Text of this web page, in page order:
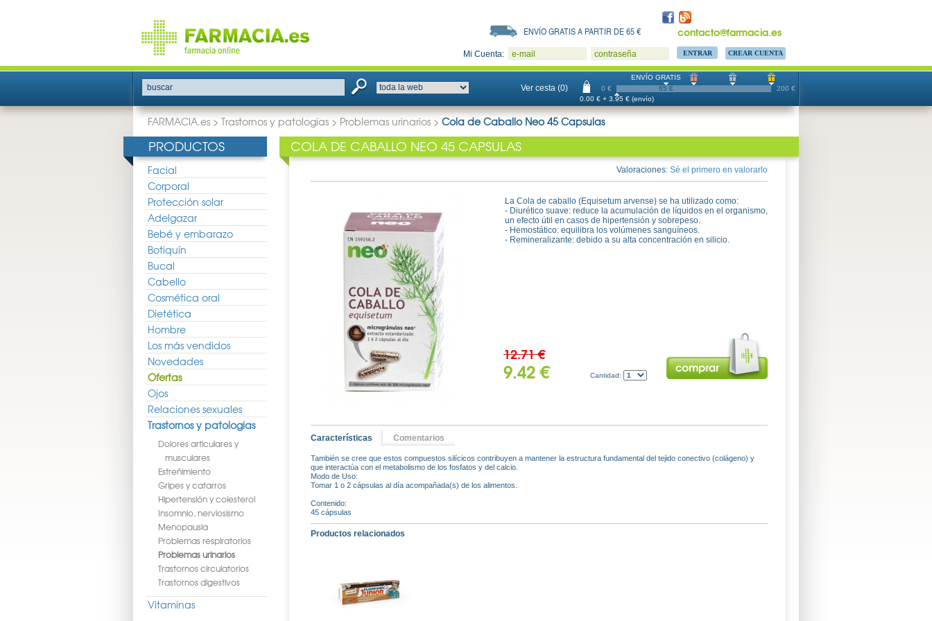
contacto@farmacia.es
ENVÍO GRATIS A PARTIR DE 65 €
Mi Cuenta: e-mail contraseña CREAR CUENTA
buscar Ver cesta (0) 0 € 200 €
ENVÍO GRATIS
65 €
0.00 € + 3.95 € (envío)
FARMACIA.es > Trastornos y patologias > Problemas urinarios > Cola de Caballo Neo 45 Capsulas
PRODUCTOS
Facial
Corporal
Protección solar
Adelgazar
Bebé y embarazo
Botiquín
Bucal
Cabello
Cosmética oral
Dietética
Hombre
Los más vendidos
Novedades
Ofertas
Ojos
Relaciones sexuales
Trastornos y patologias
Dolores articulares y
musculares
Estreñimiento
Gripes y catarros
Hipertensión y colesterol
Insomnio, nerviosismo
Menopausia
Problemas respiratorios
Problemas urinarios
Trastornos circulatorios
Trastornos digestivos
Vitaminas
COLA DE CABALLO NEO 45 CAPSULAS
Valoraciones: Sé el primero en valorarlo
La Cola de caballo (Equisetum arvense) se ha utilizado como:
- Diurético suave: reduce la acumulación de líquidos en el organismo,
un efecto útil en casos de hipertensión y sobrepeso.
- Hemostático: equilibra los volúmenes sanguíneos.
- Remineralizante: debido a su alta concentración en silicio.
12.71 €
9.42 € Cantidad:
Características Comentarios
También se cree que estos compuestos silícicos contribuyen a mantener la estructura fundamental del tejido conectivo (colágeno) y
que interactúa con el metabolismo de los fosfatos y del calcio.
Modo de Uso:
Tomar 1 o 2 cápsulas al día acompañ ada(s) de los alimentos.
Contenido:
45 cápsulas
Productos relacionados